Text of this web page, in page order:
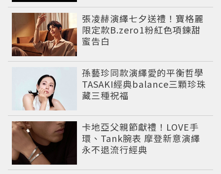
張凌赫演繹七夕送禮！寶格麗
限定款B.zero1粉紅色項鍊甜
蜜告白
孫藝珍同款演繹愛的平衡哲學
TASAKI經典balance三顆珍珠
藏三種祝福
卡地亞父親節獻禮！LOVE手
環、Tank腕表 摩登新意演繹
永不退流行經典